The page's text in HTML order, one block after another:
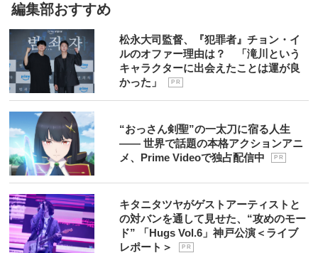
編集部おすすめ
松永大司監督、『犯罪者』チョン・イ
ルのオファー理由は？ 「滝川という
キャラクターに出会えたことは運が良
かった」
P R
“おっさん剣聖”の一太刀に宿る人生
―― 世界で話題の本格アクションアニ
メ、Prime Videoで独占配信中
P R
キタニタツヤがゲストアーティストと
の対バンを通して見せた、“攻めのモー
ド” 「Hugs Vol.6」神戸公演＜ライブ
レポート＞
P R